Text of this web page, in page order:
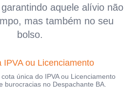
aquele alívio não
mas também no seu
bolso.
IPVA ou Licenciamento
única do IPVA ou Licenciamento
burocracias no Despachante BA.